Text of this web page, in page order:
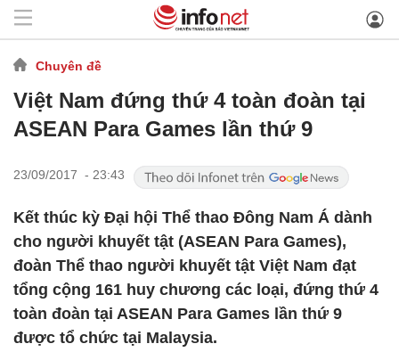
Chuyên đề
Việt Nam đứng thứ 4 toàn đoàn tại
ASEAN Para Games lần thứ 9
23/09/2017 - 23:43
Kết thúc kỳ Đại hội Thể thao Đông Nam Á dành
cho người khuyết tật (ASEAN Para Games),
đoàn Thể thao người khuyết tật Việt Nam đạt
tổng cộng 161 huy chương các loại, đứng thứ 4
toàn đoàn tại ASEAN Para Games lần thứ 9
được tổ chức tại Malaysia.